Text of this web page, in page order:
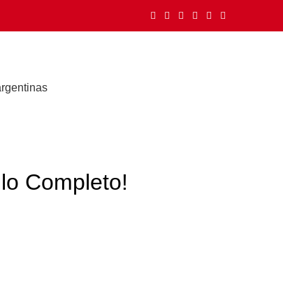
Completo!